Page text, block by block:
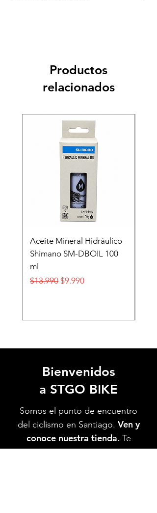
Productos
relacionados
Aceite Mineral Hidráulico
Shimano SM-DBOIL 100
ml
Precio
$13.990 Precio de oferta
$9.990
Bienvenidos
a STGO BIKE
Somos el punto de encuentro
del ciclismo en Santiago. Ven y
conoce nuestra tienda. Te
esperamos.